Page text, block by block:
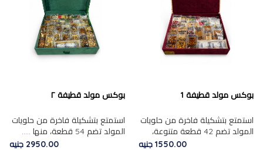
بوكس مولد قطيفة 1
استمتع بتشكيلة فاخرة من حلويات
المولد تضم 42 قطعة متنوعة،
1550.00 جنيه
بوكس مولد قطيفة ٢
استمتع بتشكيلة فاخرة من حلويات
المولد تضم 54 قطعة، منها .....
2950.00 جنيه